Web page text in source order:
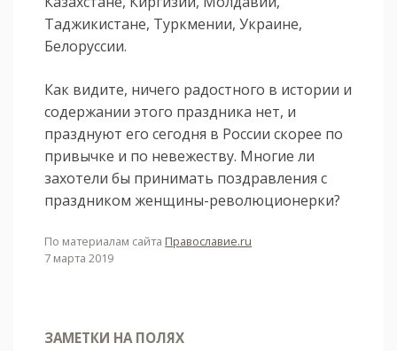
Таджикистане, Туркмении, Украине,
Белоруссии.
Как видите, ничего радостного в истории и
содержании этого праздника нет, и
празднуют его сегодня в России скорее по
привычке и по невежеству. Многие ли
захотели бы принимать поздравления с
праздником женщины-революционерки?
По материалам сайта Православие.ru
7 марта 2019
ЗАМЕТКИ НА ПОЛЯХ